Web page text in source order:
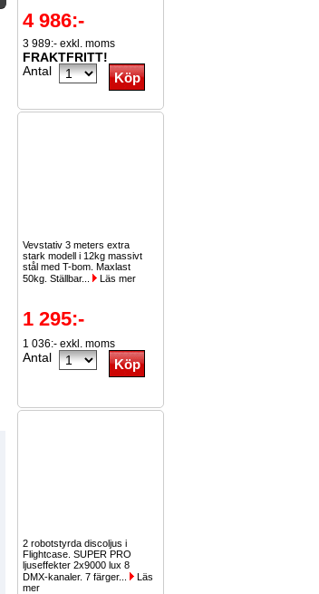
4 986:-
3 989:- exkl. moms
FRAKTFRITT!
Antal
Vevstativ 3 meters extra
stark modell i 12kg massivt
stål med T-bom. Maxlast
50kg. Ställbar...
Läs mer
1 295:-
1 036:- exkl. moms
Antal
2 robotstyrda discoljus i
Flightcase. SUPER PRO
ljuseffekter 2x9000 lux 8
DMX-kanaler. 7 färger...
Läs
mer